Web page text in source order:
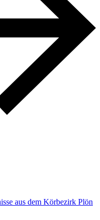
aus dem Körbezirk Plön